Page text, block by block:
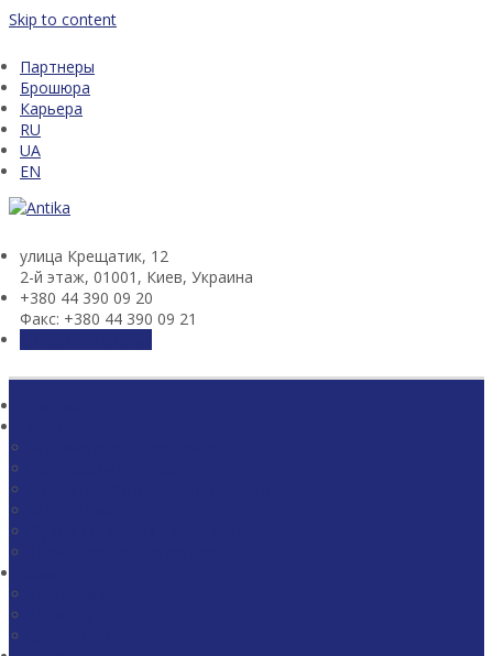
Skip to content
Партнеры
Брошюра
Карьера
RU
UA
EN
улица Крещатик, 12
2-й этаж, 01001, Киев, Украина
+380 44 390 09 20
Факс: +380 44 390 09 21